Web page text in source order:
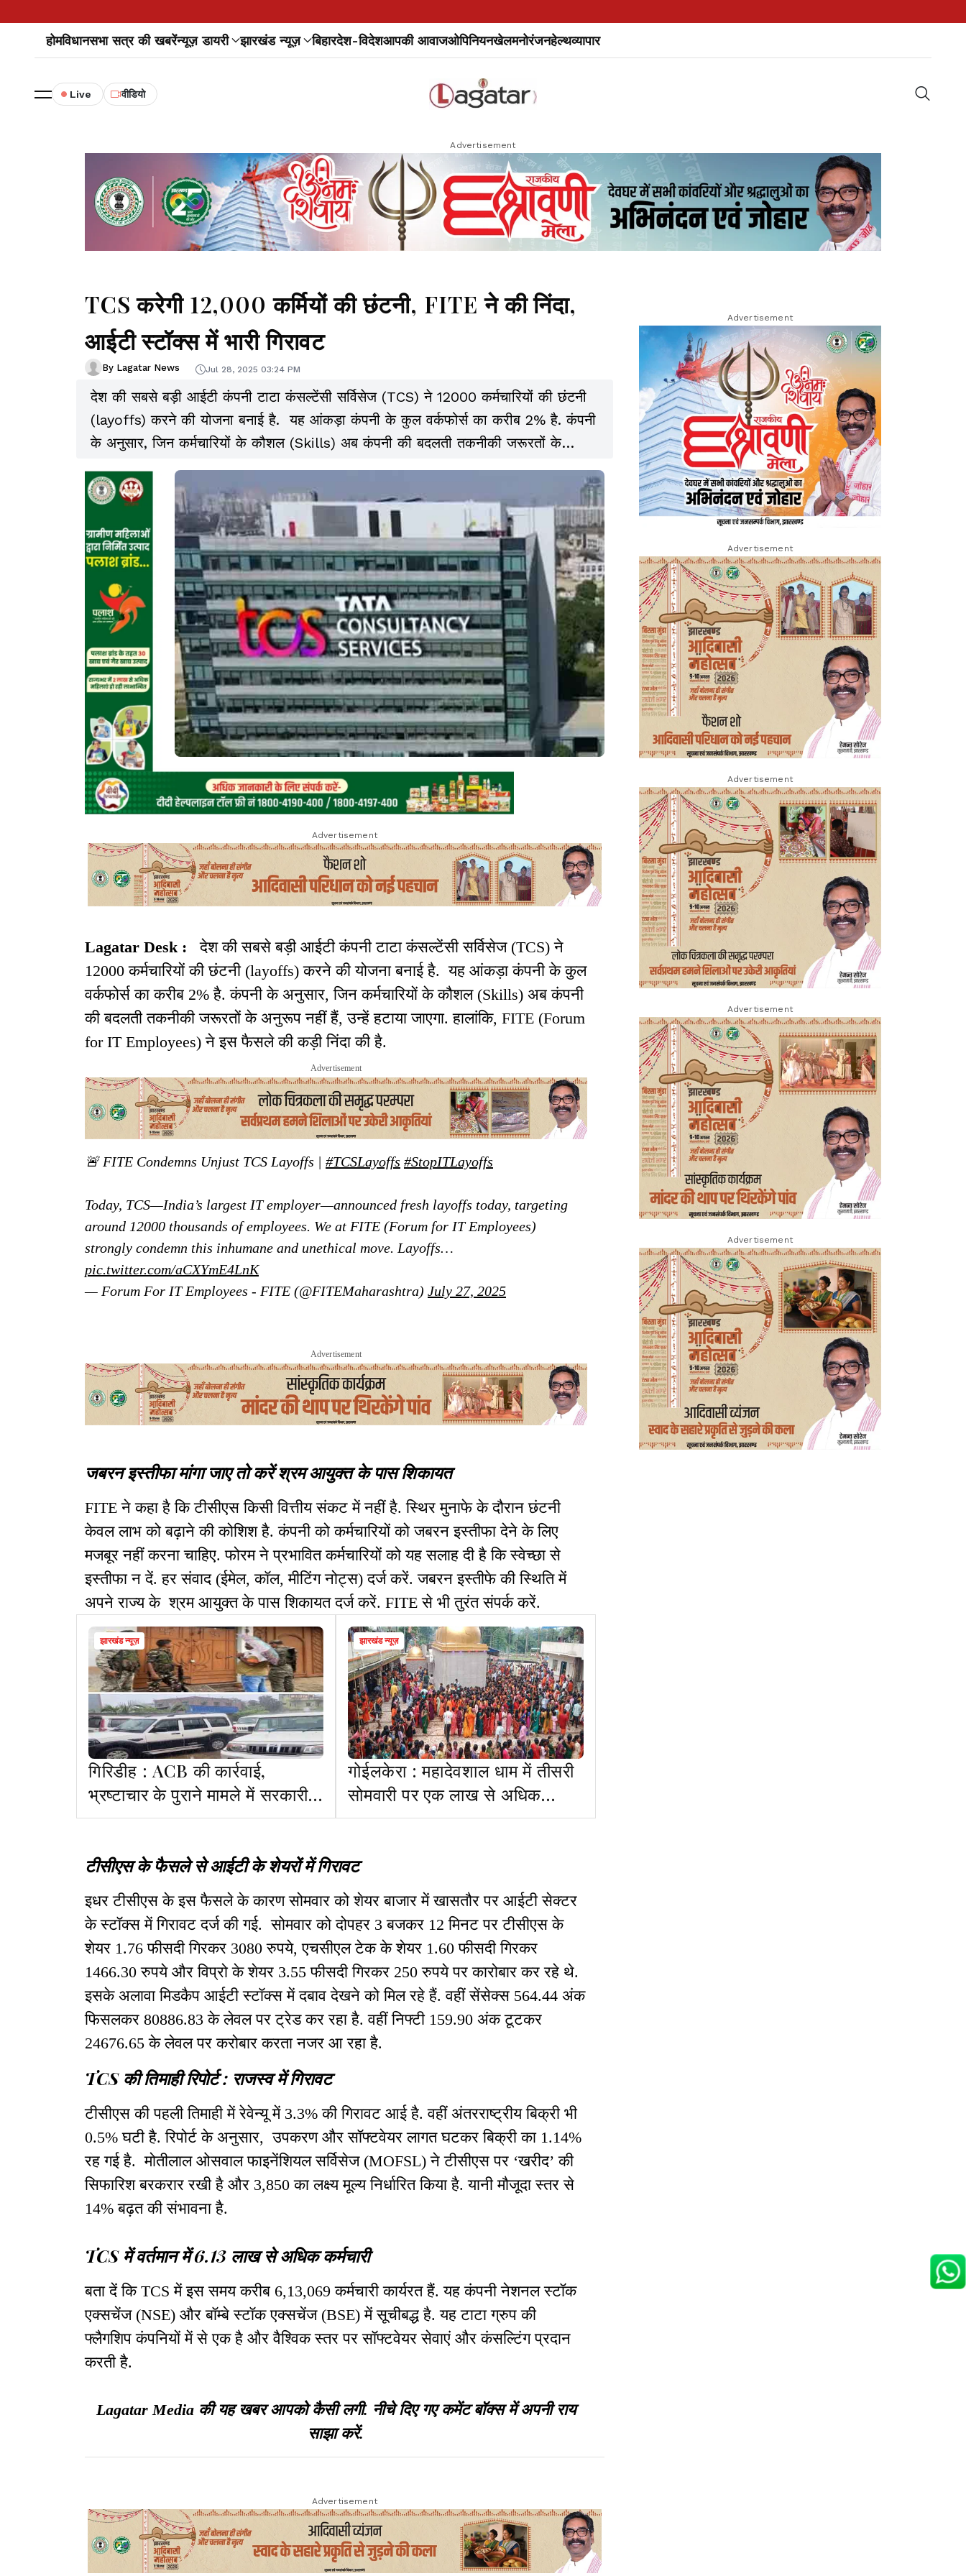
होमविधानसभा सत्र की खबरेंन्यूज़ डायरी झारखंड न्यूज़ बिहारदेश-विदेशआपकी आवाजओपिनियनखेलमनोरंजनहेल्थव्यापार
Live वीडियो
Advertisement
TCS करेगी 12,000 कर्मियों की छंटनी, FITE ने की निंदा,
आईटी स्टॉक्स में भारी गिरावट
By Lagatar News Jul 28, 2025 03:24 PM
देश की सबसे बड़ी आईटी कंपनी टाटा कंसल्टेंसी सर्विसेज (TCS) ने 12000 कर्मचारियों की छंटनी
(layoffs) करने की योजना बनाई है. यह आंकड़ा कंपनी के कुल वर्कफोर्स का करीब 2% है. कंपनी
के अनुसार, जिन कर्मचारियों के कौशल (Skills) अब कंपनी की बदलती तकनीकी जरूरतों के
अनुरूप नहीं हैं, उन्हें हटाया जाएगा. हालांकि, FITE (Forum for IT Employees) ने इस
फैसले की कड़ी निंदा की है.
Advertisement
Lagatar Desk :
देश की सबसे बड़ी आईटी कंपनी टाटा कंसल्टेंसी सर्विसेज (TCS) ने
12000 कर्मचारियों की छंटनी (layoffs) करने की योजना बनाई है. यह आंकड़ा कंपनी के कुल
वर्कफोर्स का करीब 2% है. कंपनी के अनुसार, जिन कर्मचारियों के कौशल (Skills) अब कंपनी
की बदलती तकनीकी जरूरतों के अनुरूप नहीं हैं, उन्हें हटाया जाएगा. हालांकि, FITE (Forum
for IT Employees) ने इस फैसले की कड़ी निंदा की है.
Advertisement
🚨 FITE Condemns Unjust TCS Layoffs | #TCSLayoffs #StopITLayoffs
Today, TCS—India’s largest IT employer—announced fresh layoffs today, targeting
around 12000 thousands of employees. We at FITE (Forum for IT Employees)
strongly condemn this inhumane and unethical move. Layoffs…
pic.twitter.com/aCXYmE4LnK
— Forum For IT Employees - FITE (@FITEMaharashtra) July 27, 2025
Advertisement
जबरन इस्तीफा मांगा जाए तो करें श्रम आयुक्त के पास शिकायत
FITE ने कहा है कि टीसीएस किसी वित्तीय संकट में नहीं है. स्थिर मुनाफे के दौरान छंटनी
केवल लाभ को बढ़ाने की कोशिश है. कंपनी को कर्मचारियों को जबरन इस्तीफा देने के लिए
मजबूर नहीं करना चाहिए. फोरम ने प्रभावित कर्मचारियों को यह सलाह दी है कि स्वेच्छा से
इस्तीफा न दें. हर संवाद (ईमेल, कॉल, मीटिंग नोट्स) दर्ज करें. जबरन इस्तीफे की स्थिति में
अपने राज्य के श्रम आयुक्त के पास शिकायत दर्ज करें. FITE से भी तुरंत संपर्क करें.
झारखंड न्यूज़
गिरिडीह : ACB की कार्रवाई,
भ्रष्टाचार के पुराने मामले में सरकारी
क्लर्क के घर छापेमारी
झारखंड न्यूज़
गोईलकेरा : महादेवशाल धाम में तीसरी
सोमवारी पर एक लाख से अधिक
श्रद्धालुओं ने किया जलाभिषेक
टीसीएस के फैसले से आईटी के शेयरों में गिरावट
इधर टीसीएस के इस फैसले के कारण सोमवार को शेयर बाजार में खासतौर पर आईटी सेक्टर
के स्टॉक्स में गिरावट दर्ज की गई. सोमवार को दोपहर 3 बजकर 12 मिनट पर टीसीएस के
शेयर 1.76 फीसदी गिरकर 3080 रुपये, एचसीएल टेक के शेयर 1.60 फीसदी गिरकर
1466.30 रुपये और विप्रो के शेयर 3.55 फीसदी गिरकर 250 रुपये पर कारोबार कर रहे थे.
इसके अलावा मिडकैप आईटी स्टॉक्स में दबाव देखने को मिल रहे हैं. वहीं सेंसेक्स 564.44 अंक
फिसलकर 80886.83 के लेवल पर ट्रेड कर रहा है. वहीं निफ्टी 159.90 अंक टूटकर
24676.65 के लेवल पर करोबार करता नजर आ रहा है.
TCS की तिमाही रिपोर्ट : राजस्व में गिरावट
टीसीएस की पहली तिमाही में रेवेन्यू में 3.3% की गिरावट आई है. वहीं अंतरराष्ट्रीय बिक्री भी
0.5% घटी है. रिपोर्ट के अनुसार, उपकरण और सॉफ्टवेयर लागत घटकर बिक्री का 1.14%
रह गई है. मोतीलाल ओसवाल फाइनेंशियल सर्विसेज (MOFSL) ने टीसीएस पर ‘खरीद’ की
सिफारिश बरकरार रखी है और 3,850 का लक्ष्य मूल्य निर्धारित किया है. यानी मौजूदा स्तर से
14% बढ़त की संभावना है.
TCS में वर्तमान में 6.13 लाख से अधिक कर्मचारी
बता दें कि TCS में इस समय करीब 6,13,069 कर्मचारी कार्यरत हैं. यह कंपनी नेशनल स्टॉक
एक्सचेंज (NSE) और बॉम्बे स्टॉक एक्सचेंज (BSE) में सूचीबद्ध है. यह टाटा ग्रुप की
फ्लैगशिप कंपनियों में से एक है और वैश्विक स्तर पर सॉफ्टवेयर सेवाएं और कंसल्टिंग प्रदान
करती है.
Lagatar Media की यह खबर आपको कैसी लगी. नीचे दिए गए कमेंट बॉक्स में अपनी राय
साझा करें.
Advertisement
Advertisement
Advertisement
Advertisement
Advertisement
Advertisement